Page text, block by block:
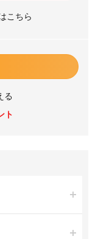
こちら
る
ト